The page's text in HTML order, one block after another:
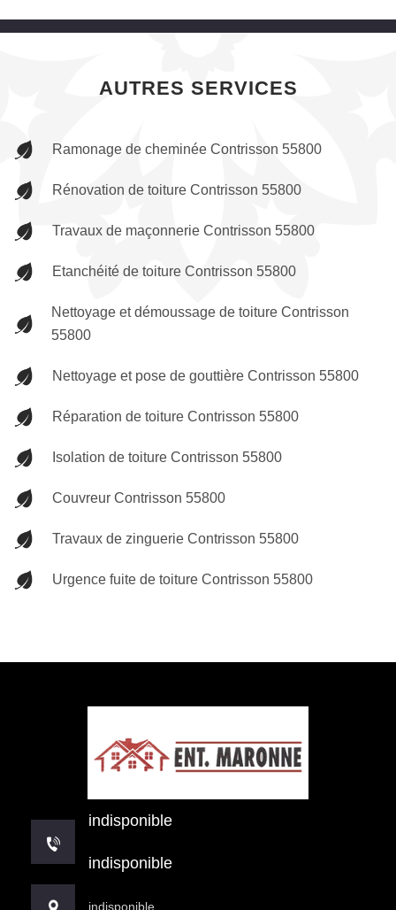
AUTRES SERVICES
Ramonage de cheminée Contrisson 55800
Rénovation de toiture Contrisson 55800
Travaux de maçonnerie Contrisson 55800
Etanchéité de toiture Contrisson 55800
Nettoyage et démoussage de toiture Contrisson
55800
Nettoyage et pose de gouttière Contrisson 55800
Réparation de toiture Contrisson 55800
Isolation de toiture Contrisson 55800
Couvreur Contrisson 55800
Travaux de zinguerie Contrisson 55800
Urgence fuite de toiture Contrisson 55800
indisponible
indisponible
indisponible